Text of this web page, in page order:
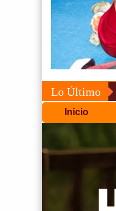
Lo Último
Inicio